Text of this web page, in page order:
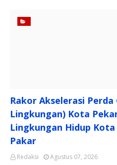
Rakor Akselerasi
Lingkungan) Kota
Lingkungan Hidup
Pakar
Redaksi
Agustus 07, 2026